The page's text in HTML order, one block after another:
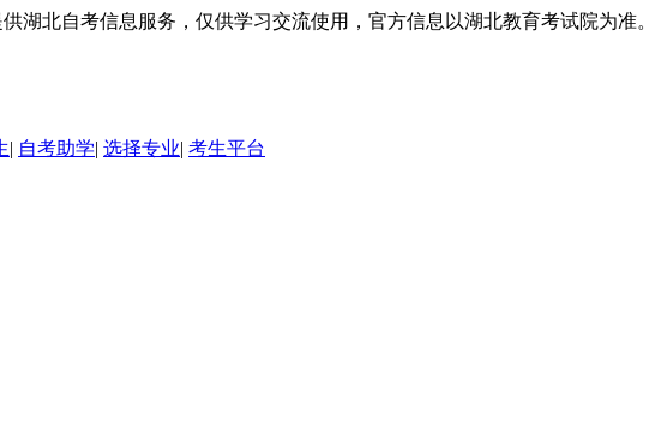
湖北自考信息服务，仅供学习交流使用，官方信息以湖北教育考试院为准。
| 自考助学| 选择专业| 考生平台